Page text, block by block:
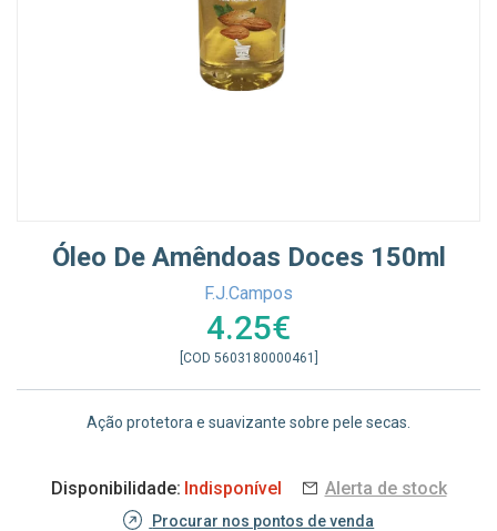
Óleo De Amêndoas Doces 150ml
F.J.Campos
4.25€
[COD 5603180000461]
Ação protetora e suavizante sobre pele secas.
Disponibilidade: Indisponível Alerta de stock
Procurar nos pontos de venda